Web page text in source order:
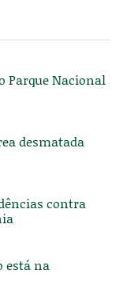
Parque Nacional
desmatada
contra
está na